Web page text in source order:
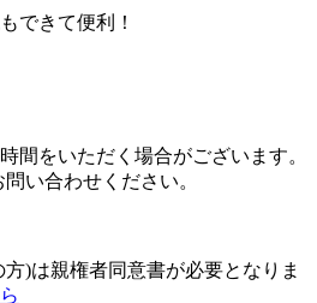
できて便利！
間をいただく場合がございます。
い合わせください。
)は親権者同意書が必要となりま